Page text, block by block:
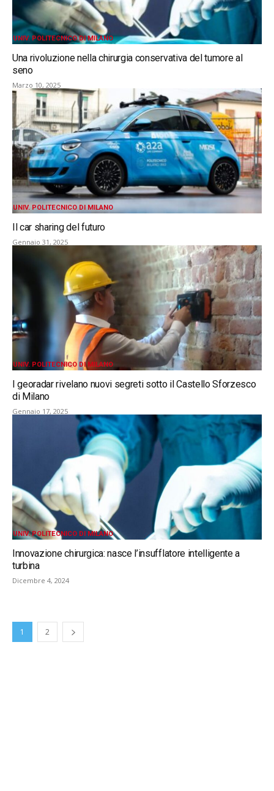
UNIV. POLITECNICO DI MILANO
Una rivoluzione nella chirurgia conservativa del tumore al
seno
Marzo 10, 2025
UNIV. POLITECNICO DI MILANO
Il car sharing del futuro
Gennaio 31, 2025
UNIV. POLITECNICO DI MILANO
I georadar rivelano nuovi segreti sotto il Castello Sforzesco
di Milano
Gennaio 17, 2025
UNIV. POLITECNICO DI MILANO
Innovazione chirurgica: nasce l’insufflatore intelligente a
turbina
Dicembre 4, 2024
1 2